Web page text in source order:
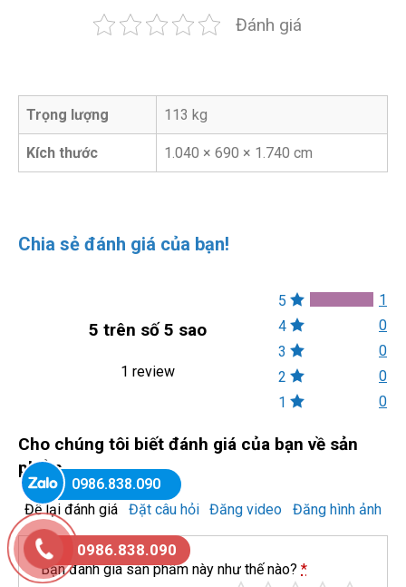
Đánh giá
Trọng lượng 113 kg
Kích thước 1.040 × 690 × 1.740 cm
Chia sẻ đánh giá của bạn!
5 trên số 5 sao
1 review
5
1
4
0
3
0
2
0
1
0
Cho chúng tôi biết đánh giá của bạn về sản
phẩm...
Để lại đánh giá Đặt câu hỏi Đăng video Đăng hình ảnh
Bạn đánh giá sản phẩm này như thế nào? *
0986.838.090
0986.838.090